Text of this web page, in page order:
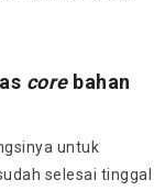
corebahan
untuk
selesai tinggal